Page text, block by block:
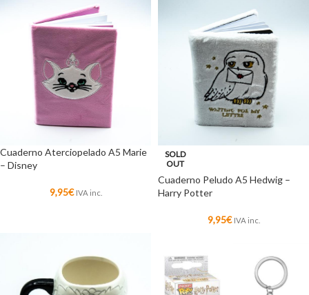
Cuaderno Aterciopelado A5 Marie
– Disney
9,95€ IVA inc.
SOLD
OUT
Cuaderno Peludo A5 Hedwig –
Harry Potter
9,95€ IVA inc.